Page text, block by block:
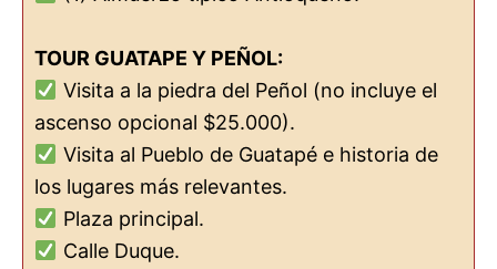
TOUR GUATAPE Y PEÑOL:
Visita a la piedra del Peñol (no incluye el
ascenso opcional $25.000).
Visita al Pueblo de Guatapé e historia de
los lugares más relevantes.
Plaza principal.
Calle Duque.